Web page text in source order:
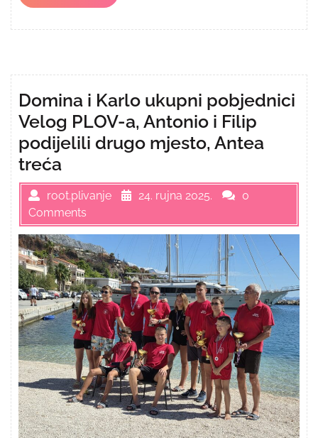
More
Domina i Karlo ukupni pobjednici
Velog PLOV-a, Antonio i Filip
podijelili drugo mjesto, Antea
treća
root.plivanje 24. rujna 2025.
0
Comments